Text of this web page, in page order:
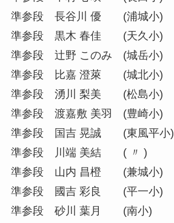
準参段 長谷川 優 (浦城小)
準参段 黒木 春佳 (天久小)
準参段 辻野 このみ (城岳小)
準参段 比嘉 澄萊 (城北小)
準参段 湧川 梨美 (松島小)
準参段 渡嘉敷 美羽 (豊崎小)
準参段 国吉 晃誠 (東風平小)
準参段 川端 美結 ( 〃 )
準参段 山内 昌橙 (兼城小)
準参段 國吉 彩良 (平一小)
準参段 砂川 葉月 (南小)